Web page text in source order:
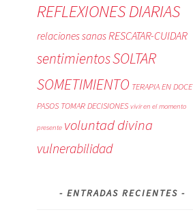
REFLEXIONES DIARIAS
relaciones sanasRESCATAR-CUIDAR
sentimientosSOLTAR
SOMETIMIENTO TERAPIA EN DOCE
PASOS TOMAR DECISIONES vivir en el momento
presente voluntad divina
vulnerabilidad
ENTRADAS RECIENTES